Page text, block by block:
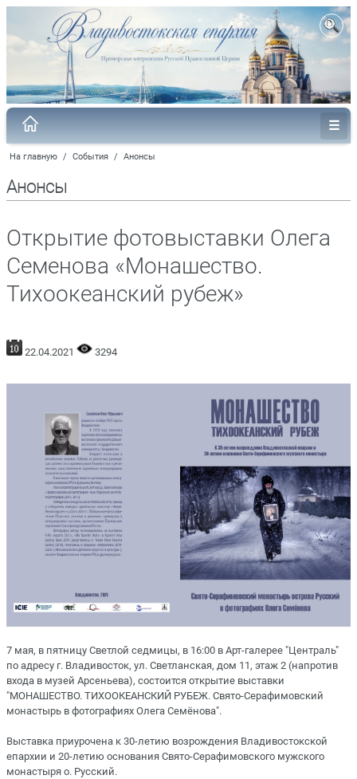
На главную / События / Анонсы
Анонсы
Открытие фотовыставки Олега
Семенова «Монашество.
Тихоокеанский рубеж»
22.04.2021 3294
7 мая, в пятницу Светлой седмицы, в 16:00 в Арт-галерее "Централь"
по адресу г. Владивосток, ул. Светланская, дом 11, этаж 2 (напротив
входа в музей Арсеньева), состоится открытие выставки
"МОНАШЕСТВО. ТИХООКЕАНСКИЙ РУБЕЖ. Свято-Серафимовский
монастырь в фотографиях Олега Семёнова".
Выставка приурочена к 30-летию возрождения Владивостокской
епархии и 20-летию основания Свято-Серафимовского мужского
монастыря о. Русский.